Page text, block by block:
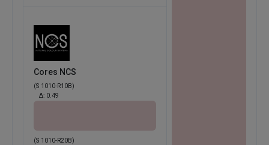
Cores NCS
(S 1010-R10B)
Δ: 0.49
(S 1010-R20B)